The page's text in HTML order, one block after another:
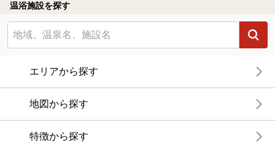
温浴施設を探す
エリアから探す
地図から探す
特徴から探す